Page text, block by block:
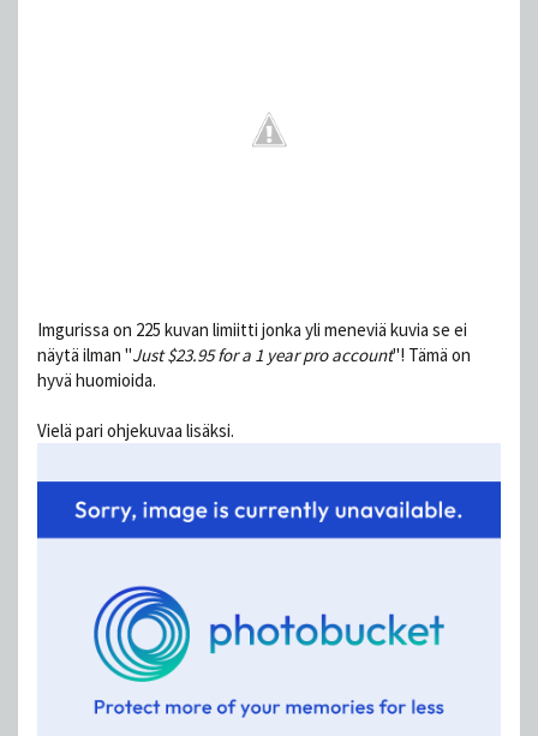
Imgurissa on 225 kuvan limiitti jonka yli meneviä kuvia se ei
näytä ilman "Just $23.95 for a 1 year pro account"! Tämä on
hyvä huomioida.
Vielä pari ohjekuvaa lisäksi.